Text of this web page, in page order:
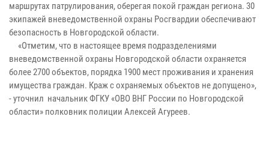
маршрутах патрулирования, оберегая покой граждан региона. 30
экипажей вневедомственной охраны Росгвардии обеспечивают
безопасность в Новгородской области.
«Отметим, что в настоящее время подразделениями
вневедомственной охраны Новгородской области охраняется
более 2700 объектов, порядка 1900 мест проживания и хранения
имущества граждан. Краж с охраняемых объектов не допущено»,
- уточнил начальник ФГКУ «ОВО ВНГ России по Новгородской
области» полковник полиции Алексей Агуреев.